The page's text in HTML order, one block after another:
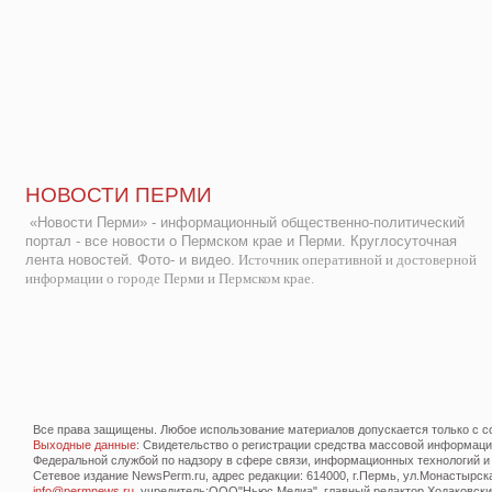
НОВОСТИ ПЕРМИ
«Новости Перми» - информационный общественно-политический
портал - все новости о Пермском крае и Перми. Круглосуточная
лента новостей. Фото- и видео. Источник оперативной и достоверной
информации о городе Перми и Пермском крае.
Все права защищены. Любое использование материалов допускается только с
Выходные данные: Свидетельство о регистрации средства массовой
Федеральной службой по надзору в сфере связи, информационных технологий
Сетевое издание NewsPerm.ru, адрес редакции: 614000, г.Пермь,